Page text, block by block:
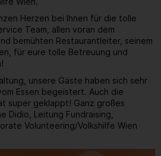
Herzen bei Ihnen für die tolle
Team, allen voran dem
bemühten Restaurantleiter, seinem
für eure tolle Betreuung und
unsere Gäste haben sich sehr
Essen begeistert. Auch die
super geklappt! Ganz großes
Didio, Leitung Fundraising,
Volunteering/Volkshilfe Wien